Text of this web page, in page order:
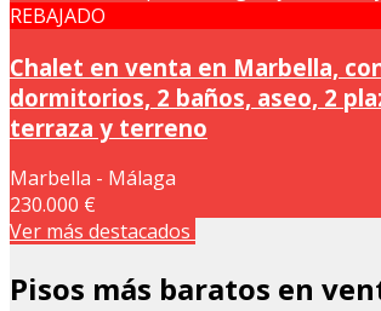
REBAJADO
Chalet en venta en Marbella,
dormitorios, 2 baños, aseo, 2
terraza y terreno
Marbella - Málaga
230.000 €
Ver más destacados
Pisos más baratos en